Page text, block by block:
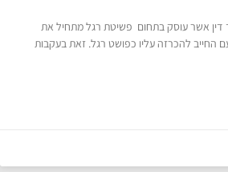
דין אשר עוסק בתחום פשיטת רגל מתחיל את
להכרזה עליו כפושט רגל. זאת בעקבות